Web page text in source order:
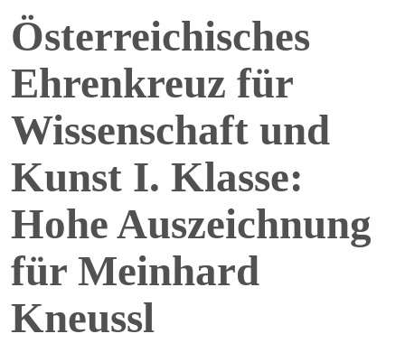
Österreichisches
Ehrenkreuz für
Wissenschaft und
Kunst I. Klasse:
Hohe Auszeichnung
für Meinhard
Kneussl